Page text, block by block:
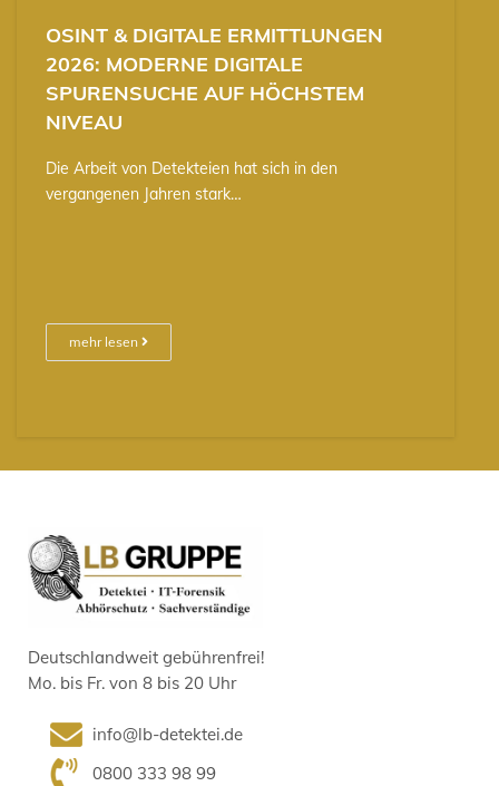
OSINT & DIGITALE ERMITTLUNGEN
2026: MODERNE DIGITALE
SPURENSUCHE AUF HÖCHSTEM
NIVEAU
Die Arbeit von Detekteien hat sich in den
vergangenen Jahren stark…
mehr lesen
Deutschlandweit gebührenfrei!
Mo. bis Fr. von 8 bis 20 Uhr
info@lb-detektei.de
0800 333 98 99